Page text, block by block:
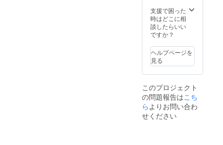
い。記入のない
場合は
CAMPFIREの
ユーザー名を掲
ご了承くださ
い。）
支援で困った
時はどこに相
談したらいい
ですか？
ヘルプページを
見る
このプロジェクト
の問題報告はこち
ら よりお問い合わ
せください